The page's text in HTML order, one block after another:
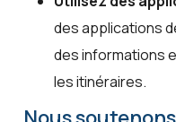
des applications
des informations
les itinéraires.